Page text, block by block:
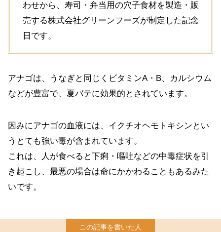
わせから、寿司・弁当用の穴子食材を製造・販
売する株式会社グリーンフーズが制定した記念
日です。
アナゴは、うなぎと同じくビタミンA・B、カルシウム
などが豊富で、夏バテに効果的とされています。
因みにアナゴの血液には、イクチオヘモトキシンとい
うとても強い毒が含まれています。
これは、人が食べると下痢・嘔吐などの中毒症状を引
き起こし、最悪の場合は命にかかわることもあるみた
いです。